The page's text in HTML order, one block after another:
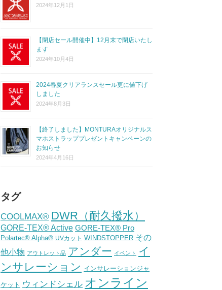
2024年12月1日
【閉店セール開催中】12月末で閉店いたし
ます
2024年10月4日
2024春夏クリアランスセール更に値下げ
しました
2024年8月3日
【終了しました】MONTURAオリジナルス
マホストラッププレゼントキャンペーンの
お知らせ
2024年4月16日
タグ
COOLMAX® DWR（耐久撥水）
GORE-TEX® Active GORE-TEX® Pro
Polartec® Alpha® UVカット WINDSTOPPER その
他小物 アウトレット品 アンダー イベント
イ
ンサレーション インサレーションジャ
ケット ウィンドシェル オンライン